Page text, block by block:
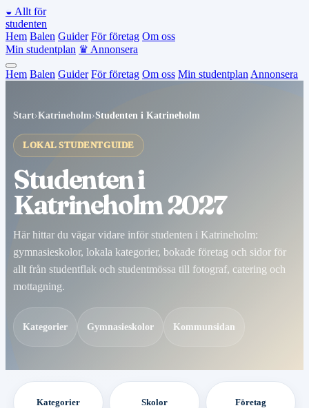
◒ Allt för
studenten
Hem Balen Guider För företag Om oss
Min studentplan ♛ Annonsera
Hem Balen Guider För företag Om oss Min studentplan Annonsera
Start›Katrineholm›Studenten i Katrineholm
LOKAL STUDENTGUIDE
Studenten i
Katrineholm 2027
Här hittar du vägar vidare inför studenten i Katrineholm:
gymnasieskolor, lokala kategorier, bokade företag och sidor för
allt från studentflak och studentmössa till fotograf, catering och
mottagning.
Kategorier Gymnasieskolor Kommunsidan
Kategorier Skolor Företag